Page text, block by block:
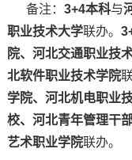
备注： 3+4本科与
职业技术大学联办。
院、河北交通职业技
北软件职业技术学院
学院、河北机电职业
校、河北青年管理干
艺术职业学院联办。